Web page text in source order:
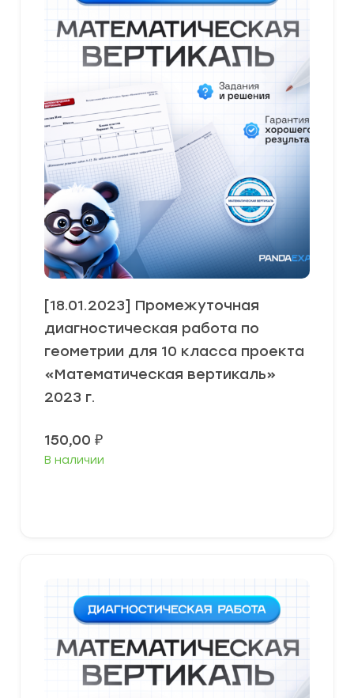
[18.01.2023] Промежуточная
диагностическая работа по
геометрии для 10 класса проекта
«Математическая вертикаль»
2023 г.
150,00 ₽
В наличии